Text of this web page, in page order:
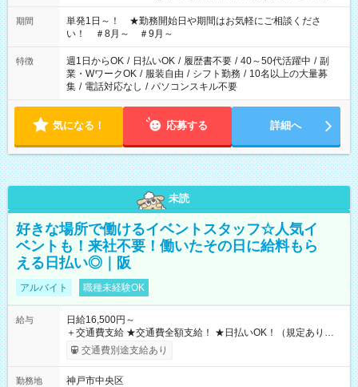
ださい！
期間
単発1日～！ ★勤務開始日や期間はお気軽にご相談くださ
い！ ＃8月～ ＃9月～
特徴 週1日からOK / 日払いOK / 履歴書不要 / 40～50代活躍中 / 副
業・WワークOK / 服装自由 / シフト勤務 / 10名以上の大量募
集 / 電話対応なし / パソコンスキル不要
気になる！ 応募する 詳細へ
未読
好きな場所で働けるイベントスタッフ☆人気イ
ベントも！来社不要！働いたその日に給料もら
える日払い◎｜阪
アルバイト 職種未経験OK
給与
日給16,500円～
＋交通費支給 ★交通費全額支給！ ★日払いOK！（規定あり） ┗
働いたその日に現金GET♪ お仕事後はコンビニATMから 日払
交通費別途支給あり
勤務地
神戸市中央区